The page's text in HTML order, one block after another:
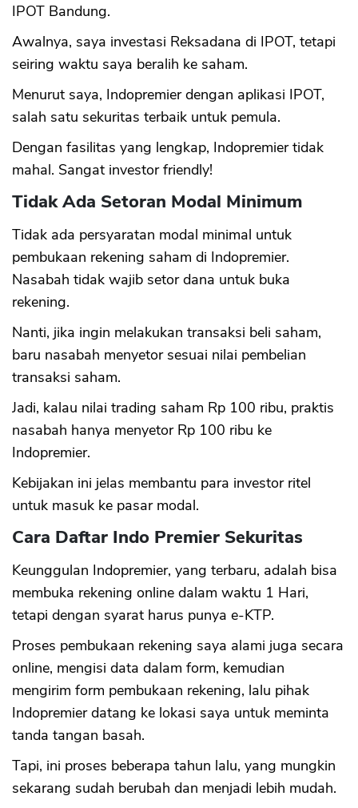
IPOT Bandung.
Awalnya, saya investasi Reksadana di IPOT, tetapi
seiring waktu saya beralih ke saham.
Menurut saya, Indopremier dengan aplikasi IPOT,
salah satu sekuritas terbaik untuk pemula.
Dengan fasilitas yang lengkap, Indopremier tidak
mahal. Sangat investor friendly!
Tidak Ada Setoran Modal Minimum
Tidak ada persyaratan modal minimal untuk
pembukaan rekening saham di Indopremier.
Nasabah tidak wajib setor dana untuk buka
rekening.
Nanti, jika ingin melakukan transaksi beli saham,
baru nasabah menyetor sesuai nilai pembelian
transaksi saham.
Jadi, kalau nilai trading saham Rp 100 ribu, praktis
nasabah hanya menyetor Rp 100 ribu ke
Indopremier.
Kebijakan ini jelas membantu para investor ritel
untuk masuk ke pasar modal.
Cara Daftar Indo Premier Sekuritas
Keunggulan Indopremier, yang terbaru, adalah bisa
membuka rekening online dalam waktu 1 Hari,
tetapi dengan syarat harus punya e-KTP.
Proses pembukaan rekening saya alami juga secara
online, mengisi data dalam form, kemudian
mengirim form pembukaan rekening, lalu pihak
Indopremier datang ke lokasi saya untuk meminta
tanda tangan basah.
Tapi, ini proses beberapa tahun lalu, yang mungkin
sekarang sudah berubah dan menjadi lebih mudah.